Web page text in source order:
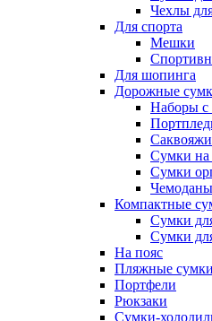
Чехлы
Для спорта
Мешки
Для шопинга
Дорожные
Наборы с
Саквояжи
Сумки на
Сумки
Чемоданы
Компактные
Сумки
Сумки
На пояс
Пляжные сумки
Портфели
Рюкзаки
Сумки-